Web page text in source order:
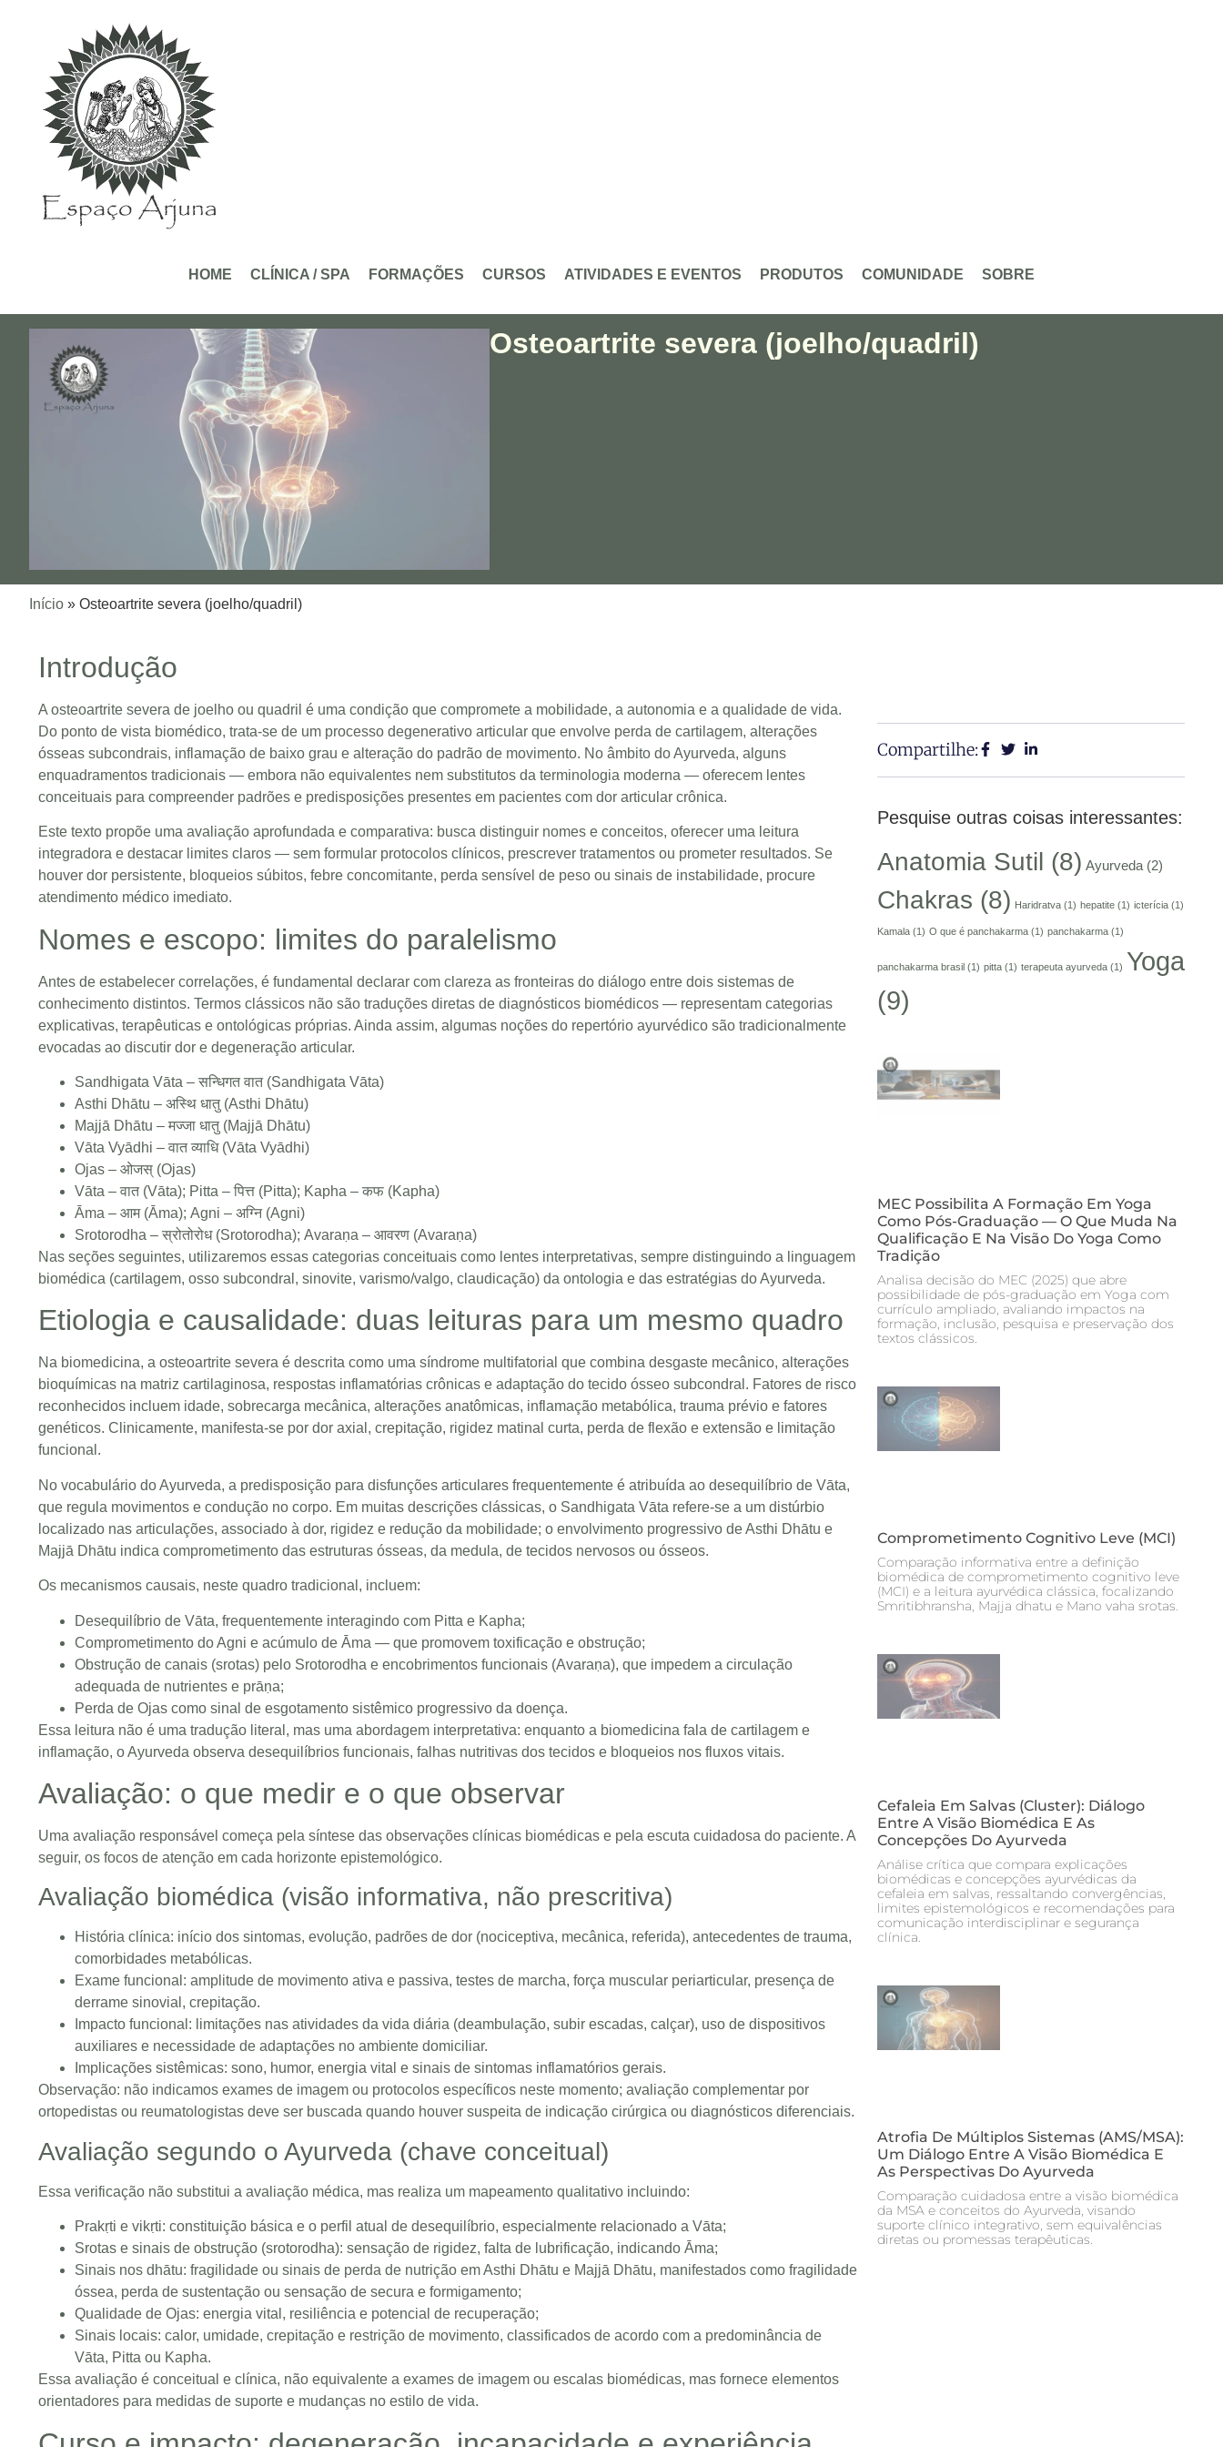
HOME CLÍNICA / SPA FORMAÇÕES CURSOS ATIVIDADES E EVENTOS PRODUTOS COMUNIDADE SOBRE
Osteoartrite severa (joelho/quadril)
Início » Osteoartrite severa (joelho/quadril)
Introdução
A osteoartrite severa de joelho ou quadril é uma condição que compromete a mobilidade, a autonomia e a qualidade de vida.
Do ponto de vista biomédico, trata‑se de um processo degenerativo articular que envolve perda de cartilagem, alterações
ósseas subcondrais, inflamação de baixo grau e alteração do padrão de movimento. No âmbito do Ayurveda, alguns
enquadramentos tradicionais — embora não equivalentes nem substitutos da terminologia moderna — oferecem lentes
conceituais para compreender padrões e predisposições presentes em pacientes com dor articular crônica.
Este texto propõe uma avaliação aprofundada e comparativa: busca distinguir nomes e conceitos, oferecer uma leitura
integradora e destacar limites claros — sem formular protocolos clínicos, prescrever tratamentos ou prometer resultados. Se
houver dor persistente, bloqueios súbitos, febre concomitante, perda sensível de peso ou sinais de instabilidade, procure
atendimento médico imediato.
Nomes e escopo: limites do paralelismo
Antes de estabelecer correlações, é fundamental declarar com clareza as fronteiras do diálogo entre dois sistemas de
conhecimento distintos. Termos clássicos não são traduções diretas de diagnósticos biomédicos — representam categorias
explicativas, terapêuticas e ontológicas próprias. Ainda assim, algumas noções do repertório ayurvédico são tradicionalmente
evocadas ao discutir dor e degeneração articular.
Sandhigata Vāta – सन्धिगत वात (Sandhigata Vāta)
Asthi Dhātu – अस्थि धातु (Asthi Dhātu)
Majjā Dhātu – मज्जा धातु (Majjā Dhātu)
Vāta Vyādhi – वात व्याधि (Vāta Vyādhi)
Ojas – ओजस् (Ojas)
Vāta – वात (Vāta); Pitta – पित्त (Pitta); Kapha – कफ (Kapha)
Āma – आम (Āma); Agni – अग्नि (Agni)
Srotorodha – स्रोतोरोध (Srotorodha); Avaraṇa – आवरण (Avaraṇa)
Nas seções seguintes, utilizaremos essas categorias conceituais como lentes interpretativas, sempre distinguindo a linguagem
biomédica (cartilagem, osso subcondral, sinovite, varismo/valgo, claudicação) da ontologia e das estratégias do Ayurveda.
Etiologia e causalidade: duas leituras para um mesmo quadro
Na biomedicina, a osteoartrite severa é descrita como uma síndrome multifatorial que combina desgaste mecânico, alterações
bioquímicas na matriz cartilaginosa, respostas inflamatórias crônicas e adaptação do tecido ósseo subcondral. Fatores de risco
reconhecidos incluem idade, sobrecarga mecânica, alterações anatômicas, inflamação metabólica, trauma prévio e fatores
genéticos. Clinicamente, manifesta-se por dor axial, crepitação, rigidez matinal curta, perda de flexão e extensão e limitação
funcional.
No vocabulário do Ayurveda, a predisposição para disfunções articulares frequentemente é atribuída ao desequilíbrio de Vāta,
que regula movimentos e condução no corpo. Em muitas descrições clássicas, o Sandhigata Vāta refere‑se a um distúrbio
localizado nas articulações, associado à dor, rigidez e redução da mobilidade; o envolvimento progressivo de Asthi Dhātu e
Majjā Dhātu indica comprometimento das estruturas ósseas, da medula, de tecidos nervosos ou ósseos.
Os mecanismos causais, neste quadro tradicional, incluem:
Desequilíbrio de Vāta, frequentemente interagindo com Pitta e Kapha;
Comprometimento do Agni e acúmulo de Āma — que promovem toxificação e obstrução;
Obstrução de canais (srotas) pelo Srotorodha e encobrimentos funcionais (Avaraṇa), que impedem a circulação
adequada de nutrientes e prāṇa;
Perda de Ojas como sinal de esgotamento sistêmico progressivo da doença.
Essa leitura não é uma tradução literal, mas uma abordagem interpretativa: enquanto a biomedicina fala de cartilagem e
inflamação, o Ayurveda observa desequilíbrios funcionais, falhas nutritivas dos tecidos e bloqueios nos fluxos vitais.
Avaliação: o que medir e o que observar
Uma avaliação responsável começa pela síntese das observações clínicas biomédicas e pela escuta cuidadosa do paciente. A
seguir, os focos de atenção em cada horizonte epistemológico.
Avaliação biomédica (visão informativa, não prescritiva)
História clínica: início dos sintomas, evolução, padrões de dor (nociceptiva, mecânica, referida), antecedentes de trauma,
comorbidades metabólicas.
Exame funcional: amplitude de movimento ativa e passiva, testes de marcha, força muscular periarticular, presença de
derrame sinovial, crepitação.
Impacto funcional: limitações nas atividades da vida diária (deambulação, subir escadas, calçar), uso de dispositivos
auxiliares e necessidade de adaptações no ambiente domiciliar.
Implicações sistêmicas: sono, humor, energia vital e sinais de sintomas inflamatórios gerais.
Observação: não indicamos exames de imagem ou protocolos específicos neste momento; avaliação complementar por
ortopedistas ou reumatologistas deve ser buscada quando houver suspeita de indicação cirúrgica ou diagnósticos diferenciais.
Avaliação segundo o Ayurveda (chave conceitual)
Essa verificação não substitui a avaliação médica, mas realiza um mapeamento qualitativo incluindo:
Prakṛti e vikṛti: constituição básica e o perfil atual de desequilíbrio, especialmente relacionado a Vāta;
Srotas e sinais de obstrução (srotorodha): sensação de rigidez, falta de lubrificação, indicando Āma;
Sinais nos dhātu: fragilidade ou sinais de perda de nutrição em Asthi Dhātu e Majjā Dhātu, manifestados como fragilidade
óssea, perda de sustentação ou sensação de secura e formigamento;
Qualidade de Ojas: energia vital, resiliência e potencial de recuperação;
Sinais locais: calor, umidade, crepitação e restrição de movimento, classificados de acordo com a predominância de
Vāta, Pitta ou Kapha.
Essa avaliação é conceitual e clínica, não equivalente a exames de imagem ou escalas biomédicas, mas fornece elementos
orientadores para medidas de suporte e mudanças no estilo de vida.
Compartilhe:
Pesquise outras coisas interessantes:
Anatomia Sutil (8) Ayurveda(2)
Chakras (8) Haridratva(1) hepatite(1) icterícia(1)
Kamala(1) O que é panchakarma(1) panchakarma(1)
panchakarma brasil(1) pitta(1) terapeuta ayurveda(1) Yoga
(9)
MEC Possibilita A Formação Em Yoga
Como Pós-Graduação — O Que Muda Na
Qualificação E Na Visão Do Yoga Como
Tradição
Analisa decisão do MEC (2025) que abre
possibilidade de pós-graduação em Yoga com
currículo ampliado, avaliando impactos na
formação, inclusão, pesquisa e preservação dos
textos clássicos.
Comprometimento Cognitivo Leve (MCI)
Comparação informativa entre a definição
biomédica de comprometimento cognitivo leve
(MCI) e a leitura ayurvédica clássica, focalizando
Smritibhransha, Majja dhatu e Mano vaha srotas.
Cefaleia Em Salvas (cluster): Diálogo
Entre A Visão Biomédica E As
Concepções Do Ayurveda
Análise crítica que compara explicações
biomédicas e concepções ayurvédicas da
cefaleia em salvas, ressaltando convergências,
limites epistemológicos e recomendações para
comunicação interdisciplinar e segurança
clínica.
Atrofia De Múltiplos Sistemas (AMS/MSA):
Um Diálogo Entre A Visão Biomédica E
As Perspectivas Do Ayurveda
Comparação cuidadosa entre a visão biomédica
da MSA e conceitos do Ayurveda, visando
suporte clínico integrativo, sem equivalências
diretas ou promessas terapêuticas.